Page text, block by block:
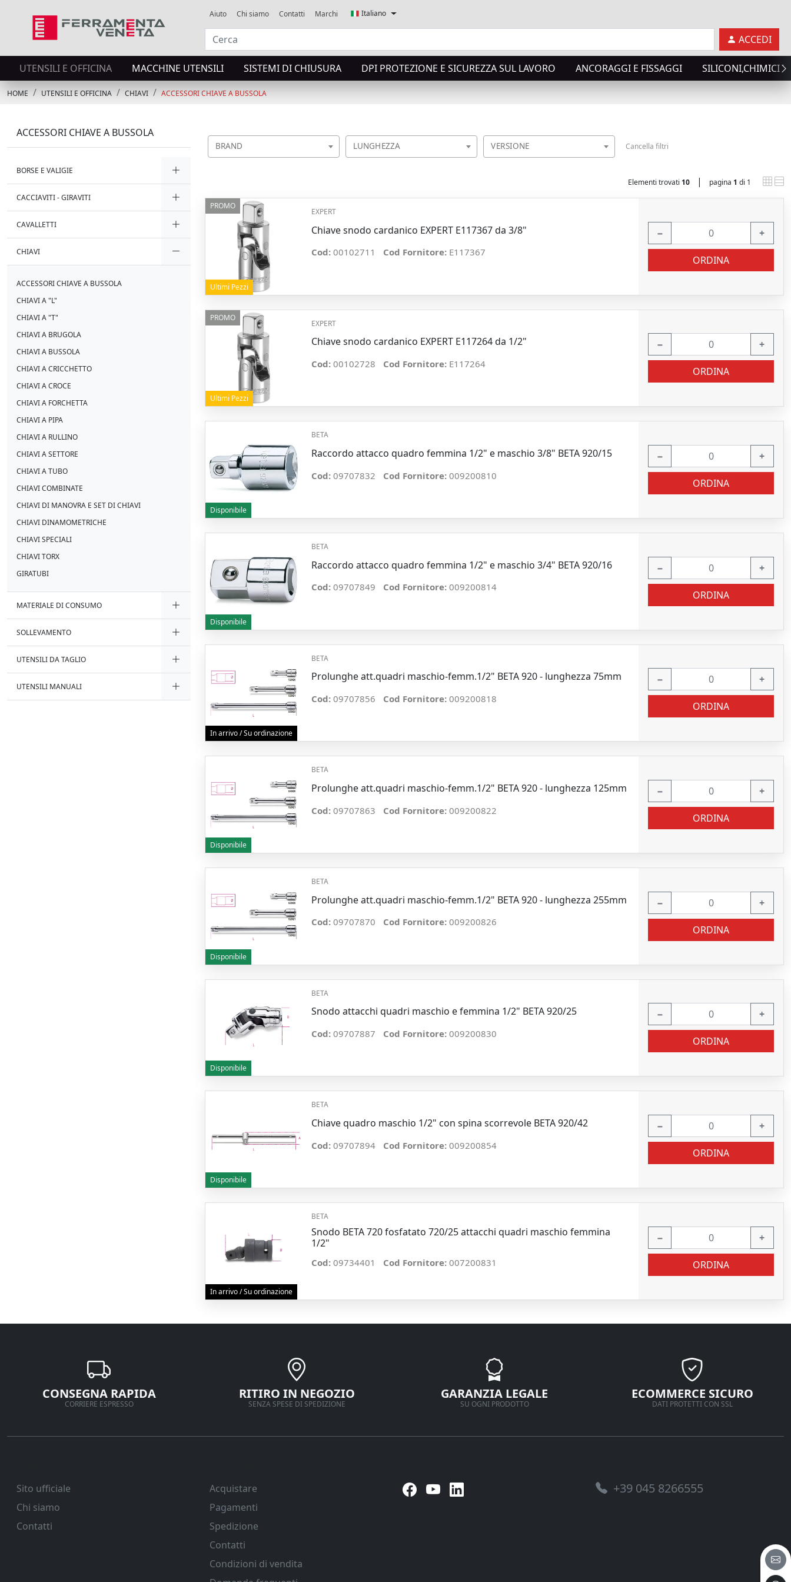
Aiuto Chi siamo Contatti Marchi Italiano
ACCEDI
UTENSILI E OFFICINA MACCHINE UTENSILI SISTEMI DI CHIUSURA DPI PROTEZIONE E SICUREZZA SUL LAVORO ANCORAGGI E FISSAGGI SILICONI,CHIMICI
HOME UTENSILI E OFFICINA CHIAVI ACCESSORI CHIAVE A BUSSOLA
ACCESSORI CHIAVE A BUSSOLA
BORSE E VALIGIE
CACCIAVITI - GIRAVITI
CAVALLETTI
CHIAVI
ACCESSORI CHIAVE A BUSSOLA
CHIAVI A "L"
CHIAVI A "T"
CHIAVI A BRUGOLA
CHIAVI A BUSSOLA
CHIAVI A CRICCHETTO
CHIAVI A CROCE
CHIAVI A FORCHETTA
CHIAVI A PIPA
CHIAVI A RULLINO
CHIAVI A SETTORE
CHIAVI A TUBO
CHIAVI COMBINATE
CHIAVI DI MANOVRA E SET DI CHIAVI
CHIAVI DINAMOMETRICHE
CHIAVI SPECIALI
CHIAVI TORX
GIRATUBI
MATERIALE DI CONSUMO
SOLLEVAMENTO
UTENSILI DA TAGLIO
UTENSILI MANUALI
BRAND LUNGHEZZA VERSIONE Cancella filtri
Elementi trovati 10 | pagina 1 di 1
Ultimi Pezzi
PROMO
EXPERT
Chiave snodo cardanico EXPERT E117367 da 3/8"
Cod: 00102711 Cod Fornitore: E117367
− +
ORDINA
Ultimi Pezzi
PROMO
EXPERT
Chiave snodo cardanico EXPERT E117264 da 1/2"
Cod: 00102728 Cod Fornitore: E117264
− +
ORDINA
Disponibile
BETA
Raccordo attacco quadro femmina 1/2" e maschio 3/8" BETA 920/15
Cod: 09707832 Cod Fornitore: 009200810
− +
ORDINA
Disponibile
BETA
Raccordo attacco quadro femmina 1/2" e maschio 3/4" BETA 920/16
Cod: 09707849 Cod Fornitore: 009200814
− +
ORDINA
In arrivo / Su ordinazione
BETA
Prolunghe att.quadri maschio-femm.1/2" BETA 920 - lunghezza 75mm
Cod: 09707856 Cod Fornitore: 009200818
− +
ORDINA
Disponibile
BETA
Prolunghe att.quadri maschio-femm.1/2" BETA 920 - lunghezza 125mm
Cod: 09707863 Cod Fornitore: 009200822
− +
ORDINA
Disponibile
BETA
Prolunghe att.quadri maschio-femm.1/2" BETA 920 - lunghezza 255mm
Cod: 09707870 Cod Fornitore: 009200826
− +
ORDINA
Disponibile
BETA
Snodo attacchi quadri maschio e femmina 1/2" BETA 920/25
Cod: 09707887 Cod Fornitore: 009200830
− +
ORDINA
Disponibile
BETA
Chiave quadro maschio 1/2" con spina scorrevole BETA 920/42
Cod: 09707894 Cod Fornitore: 009200854
− +
ORDINA
In arrivo / Su ordinazione
BETA
Snodo BETA 720 fosfatato 720/25 attacchi quadri maschio femmina
1/2"
Cod: 09734401 Cod Fornitore: 007200831
− +
ORDINA
CONSEGNA RAPIDA
CORRIERE ESPRESSO
RITIRO IN NEGOZIO
SENZA SPESE DI SPEDIZIONE
GARANZIA LEGALE
SU OGNI PRODOTTO
ECOMMERCE SICURO
DATI PROTETTI CON SSL
Sito ufficiale
Chi siamo
Contatti
Acquistare
Pagamenti
Spedizione
Contatti
Condizioni di vendita
+39 045 8266555